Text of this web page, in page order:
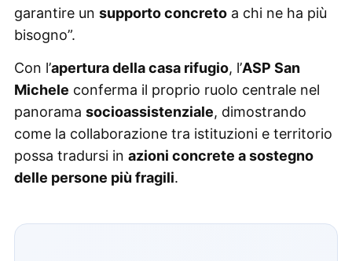
garantire un supporto concretoa chi ne ha più
bisogno”.
Con l’apertura della casa rifugio, l’ASP San
Michele conferma il proprio ruolo centrale nel
panorama socioassistenziale, dimostrando
come la collaborazione tra istituzioni e territorio
possa tradursi in azioni concrete a sostegno
delle persone più fragili.